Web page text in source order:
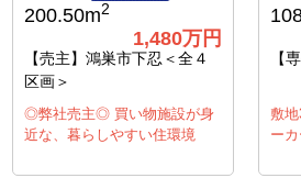
200.50m2
1,480万円
【売主】鴻巣市下忍＜全４
区画＞
◎弊社売主◎ 買い物施設が身
近な、暮らしやすい住環境
【
敷
ー